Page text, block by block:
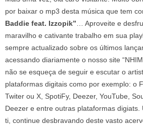
por baixar o mp3 desta música que tem
Baddie feat. Izzopik” … Aproveite e
maravilho e cativante trabalho em sua
sempre actualizado sobre os últimos
acessando diariamente o nosso site
não se esqueça de seguir e escutar o
plataformas digitais como por exemplo: o
Twiter ou X, SpotiFy, Deezer, YouTube,
Deezer e entre outras plataformas
ti, continue desbravando deste vasto